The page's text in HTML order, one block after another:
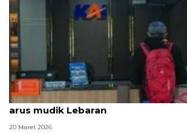
KAI Sumut layani 84.933
arus mudik Lebaran
20 Maret 2026